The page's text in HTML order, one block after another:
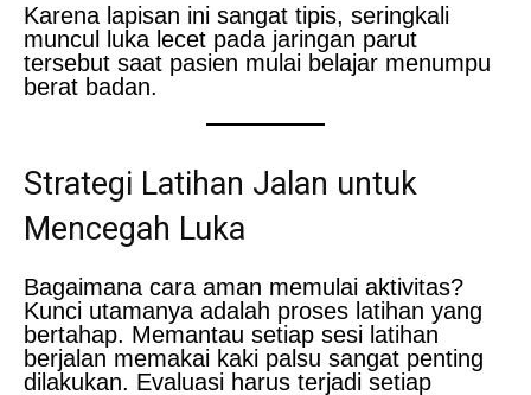
Karena lapisan ini sangat tipis, seringkali
muncul luka lecet pada jaringan parut
tersebut saat pasien mulai belajar menumpu
berat badan.
Strategi Latihan Jalan untuk
Mencegah Luka
Bagaimana cara aman memulai aktivitas?
Kunci utamanya adalah proses latihan yang
bertahap. Memantau setiap sesi latihan
berjalan memakai kaki palsu sangat penting
dilakukan. Evaluasi harus terjadi setiap